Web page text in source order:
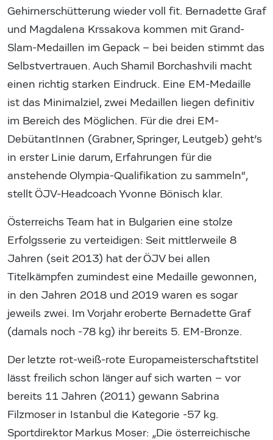
Gehirnerschütterung wieder voll fit. Bernadette Graf
und Magdalena Krssakova kommen mit Grand-
Slam-Medaillen im Gepack – bei beiden stimmt das
Selbstvertrauen. Auch Shamil Borchashvili macht
einen richtig starken Eindruck. Eine EM-Medaille
ist das Minimalziel, zwei Medaillen liegen definitiv
im Bereich des Möglichen. Für die drei EM-
DebütantInnen (Grabner, Springer, Leutgeb) geht’s
in erster Linie darum, Erfahrungen für die
anstehende Olympia-Qualifikation zu sammeln“,
stellt ÖJV-Headcoach Yvonne Bönisch klar.
Österreichs Team hat in Bulgarien eine stolze
Erfolgsserie zu verteidigen: Seit mittlerweile 8
Jahren (seit 2013) hat der ÖJV bei allen
Titelkämpfen zumindest eine Medaille gewonnen,
in den Jahren 2018 und 2019 waren es sogar
jeweils zwei. Im Vorjahr eroberte Bernadette Graf
(damals noch -78 kg) ihr bereits 5. EM-Bronze.
Der letzte rot-weiß-rote Europameisterschaftstitel
lässt freilich schon länger auf sich warten – vor
bereits 11 Jahren (2011) gewann Sabrina
Filzmoser in Istanbul die Kategorie -57 kg.
Sportdirektor Markus Moser: „Die österreichische